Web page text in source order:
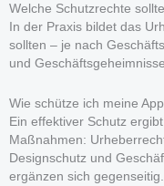
Welche Schutzrechte
In der Praxis bildet das
sollten – je nach
und
Wie schütze ich meine
Ein effektiver Schutz
Maßnahmen:
Designschutz und
ergänzen sich